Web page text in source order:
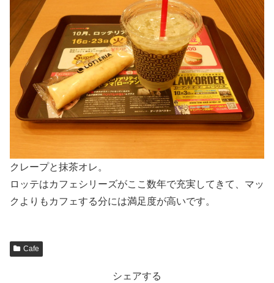
クレープと抹茶オレ。
ロッテはカフェシリーズがここ数年で充実してきて、マッ
クよりもカフェする分には満足度が高いです。
Cafe
シェアする